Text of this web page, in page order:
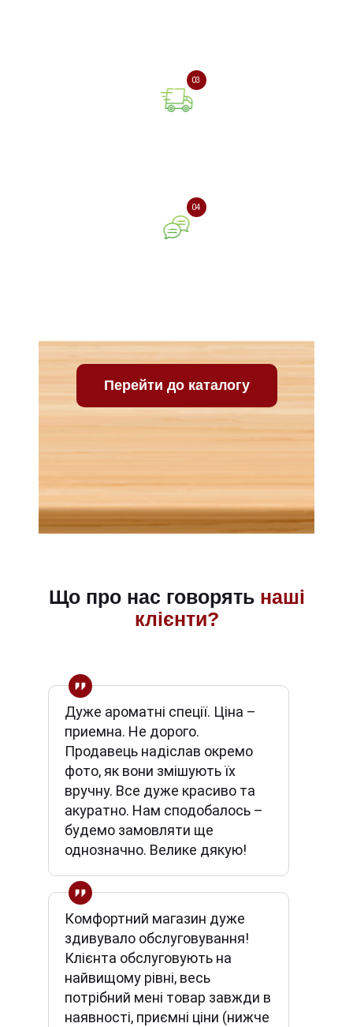
03
04
Перейти до каталогу
Що про нас говорять наші
клієнти?
Дуже ароматні спеції. Ціна –
приемна. Не дорого.
Продавець надіслав окремо
фото, як вони змішують їх
вручну. Все дуже красиво та
акуратно. Нам сподобалось –
будемо замовляти ще
однозначно. Велике дякую!
Комфортний магазин дуже
здивувало обслуговування!
Клієнта обслуговують на
найвищому рівні, весь
потрібний мені товар завжди в
наявності, приємні ціни (нижче